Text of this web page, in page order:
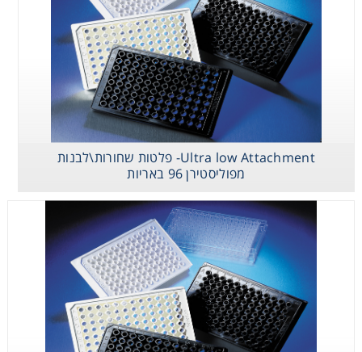
Ultra low Attachment- פלטות שחורות\לבנות
מפוליסטירן 96 באריות